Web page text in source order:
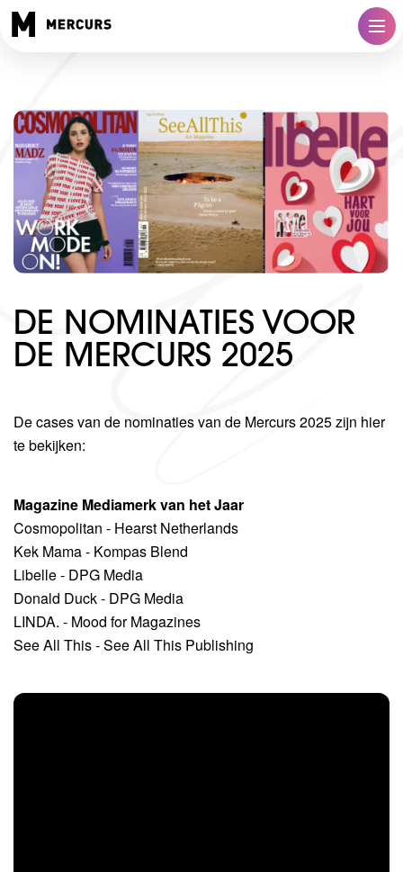
DE NOMINATIES VOOR
DE MERCURS 2025
De cases van de nominaties van de Mercurs 2025 zijn hier
te bekijken:
Magazine Mediamerk van het Jaar
Cosmopolitan - Hearst Netherlands
Kek Mama - Kompas Blend
Libelle - DPG Media
Donald Duck - DPG Media
LINDA. - Mood for Magazines
See All This - See All This Publishing